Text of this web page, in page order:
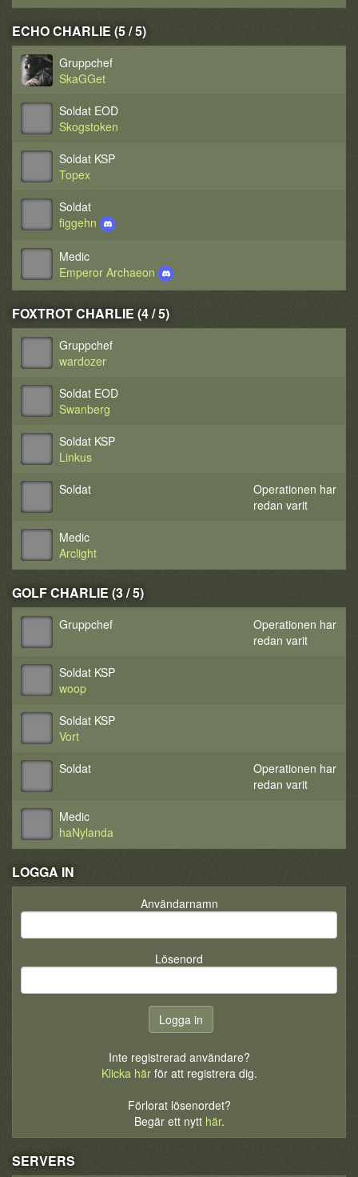
ECHO CHARLIE (5 / 5)
Gruppchef
SkaGGet
Soldat EOD
Skogstoken
Soldat KSP
Topex
Soldat
figgehn
Medic
Emperor Archaeon
FOXTROT CHARLIE (4 / 5)
Gruppchef
wardozer
Soldat EOD
Swanberg
Soldat KSP
Linkus
Soldat
Operationen har
redan varit
Medic
Arclight
GOLF CHARLIE (3 / 5)
Gruppchef
Operationen har
redan varit
Soldat KSP
woop
Soldat KSP
Vort
Soldat
Operationen har
redan varit
Medic
haNylanda
LOGGA IN
Användarnamn
Lösenord
Inte registrerad användare?
Klicka härför att registrera dig.
Förlorat lösenordet?
Begär ett nytt här.
SERVERS